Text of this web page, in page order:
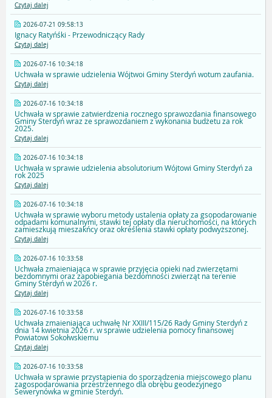
Czytaj dalej
2026-07-21 09:58:13
Ignacy Ratyńśki - Przewodniczący Rady
Czytaj dalej
2026-07-16 10:34:18
Uchwała w sprawie udzielenia Wójtwoi Gminy Sterdyń wotum zaufania.
Czytaj dalej
2026-07-16 10:34:18
Uchwała w sprawie zatwierdzenia rocznego sprawozdania finansowego
Gminy Sterdyń wraz ze sprawozdaniem z wykonania budżetu za rok
2025.
Czytaj dalej
2026-07-16 10:34:18
Uchwała w sprawie udzielenia absolutorium Wójtowi Gminy Sterdyń za
rok 2025
Czytaj dalej
2026-07-16 10:34:18
Uchwała w sprawie wyboru metody ustalenia opłaty za gsopodarowanie
odpadami komunalnymi, stawki tej opłaty dla nieruchomości, na których
zamieszkują mieszakńcy oraz określenia stawki opłaty podwyższonej.
Czytaj dalej
2026-07-16 10:33:58
Uchwała zmaieniająca w sprawie przyjęcia opieki nad zwierzętami
bezdomnymi oraz zapobiegania bezdomności zwierząt na terenie
Gminy Sterdyń w 2026 r.
Czytaj dalej
2026-07-16 10:33:58
Uchwała zmaieniająca uchwałę Nr XXIII/115/26 Rady Gminy Sterdyń z
dnia 14 kwietnia 2026 r. w sprawie udzielenia pomocy finansowej
Powiatowi Sokołwskiemu
Czytaj dalej
2026-07-16 10:33:58
Uchwała w sprawie przystąpienia do sporządzenia miejscowego planu
zagospodarowania przestrzennego dla obrębu geodezyjnego
Sewerynówka w gminie Sterdyń.